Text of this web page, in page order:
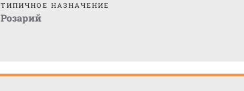
ТИПИЧНОЕ НАЗНАЧЕНИЕ
Розарий